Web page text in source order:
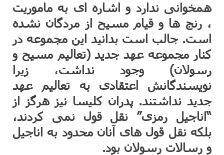
همخوانی ندارد و اشاره ای به ماموریت
، رنج ها و قیام مسیح از مردگان نشده
است. جالب است بدانید این مجموعه در
کنار مجموعه عهد جدید (تعالیم مسیح و
رسولان) وجود نداشت، زیرا
نویسندگانش اعتقادی به تعالیم عهد
جدید نداشتند. پدران کلیسا نیز هرگز از
“اناجیل رمزی” نقل قول نمی کردند،
بلکه نقل قول های آنان محدود به اناجیل
و رسالات رسولان بود.